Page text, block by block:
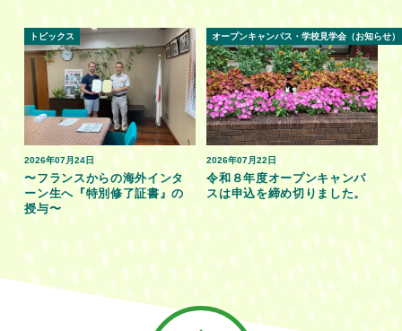
2026年07月24日
トピックス
〜フランスからの海外インタ
ーン生へ『特別修了証書』の
授与〜
2026年07月22日
オープンキャンパス・学校見学会（お知らせ）
令和８年度オープンキャンパ
スは申込を締め切りました。